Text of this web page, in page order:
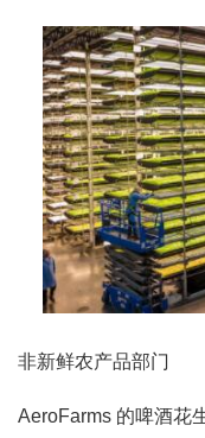
非新鲜农产品部门
AeroFarms 的啤酒花